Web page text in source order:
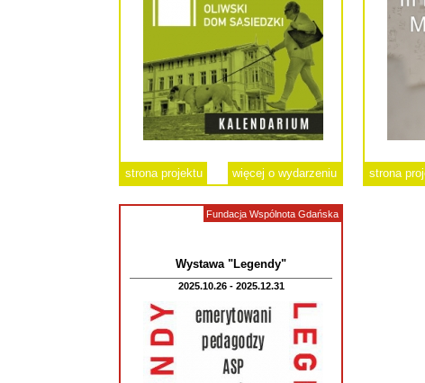
strona projektu więcej o wydarzeniu strona
Fundacja Wspólnota Gdańska
Wystawa "Legendy"
2025.10.26 - 2025.12.31